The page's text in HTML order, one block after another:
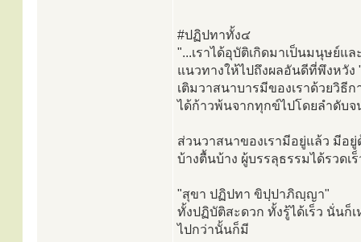
#ปฏิปทาทั้ง๔
"...เราได้อุบัติเกิดมาเป็นมนุษย์
แนวทางให้ไปถึงผลอันดีที่พึงหวัง
เติมวาสนาบารมีของเราด้วยวิธี
ได้ก้าวพ้นจากทุกข์ไปโดยลำดับ
ส่วนวาสนาของเรามีอยู่แล้ว มีอ
บ้างตื้นบ้าง ผู้บรรลุธรรมได้รวดเร็
"สุขา ปฏิปทา ขิปฺปาภิญฺญา"
ทั้งปฏิบัติสะดวก ทั้งรู้ได้เร็ว นั่นก็
ไปกว่านั้นก็มี